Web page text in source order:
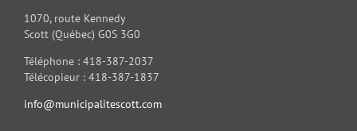
1070, route Kennedy
Scott (Québec) G0S 3G0
Téléphone : 418-387-2037
Télécopieur : 418-387-1837
info@municipalitescott.com